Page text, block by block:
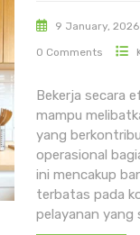
9 January, 2026
0 Comments
Bekerja secara
mampu
yang
operasional
ini mencakup
terbatas pada
pelayanan yang